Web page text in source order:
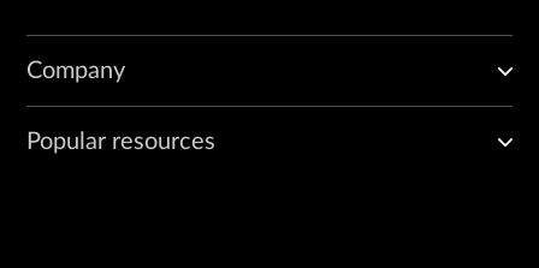
Company
Popular resources